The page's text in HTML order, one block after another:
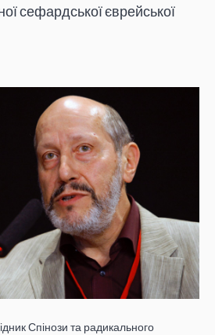
сефардської єврейської
Спінози та радикального